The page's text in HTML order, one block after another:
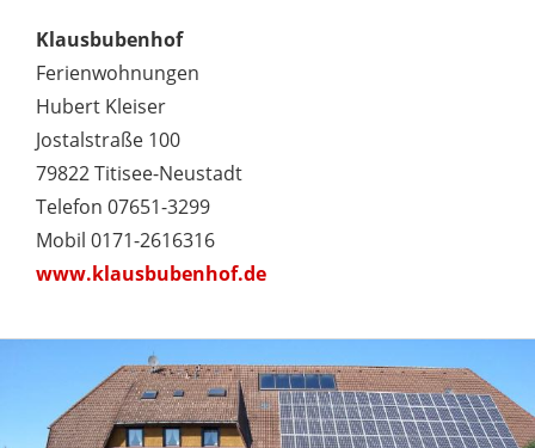
Klausbubenhof
Ferienwohnungen
Hubert Kleiser
Jostalstraße 100
79822 Titisee-Neustadt
Telefon 07651-3299
Mobil 0171-2616316
www.klausbubenhof.de